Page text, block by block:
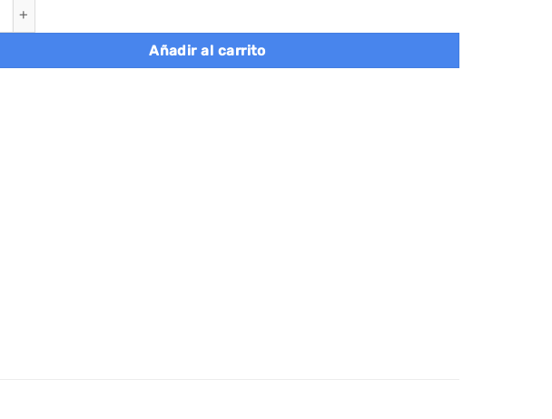
de hierro 6 estantes 45x30x106 cm negro cantidad
Añadir al carrito